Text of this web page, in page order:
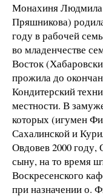
Монахиня Людмила
Пряшникова)
году в рабочей
во младенчестве
Восток
прожила до
Кондитерский
местности. В
которых (игумен
Сахалинской и
Овдовев 2000 году,
сыну, на то время
Воскресенского
при назначении о.